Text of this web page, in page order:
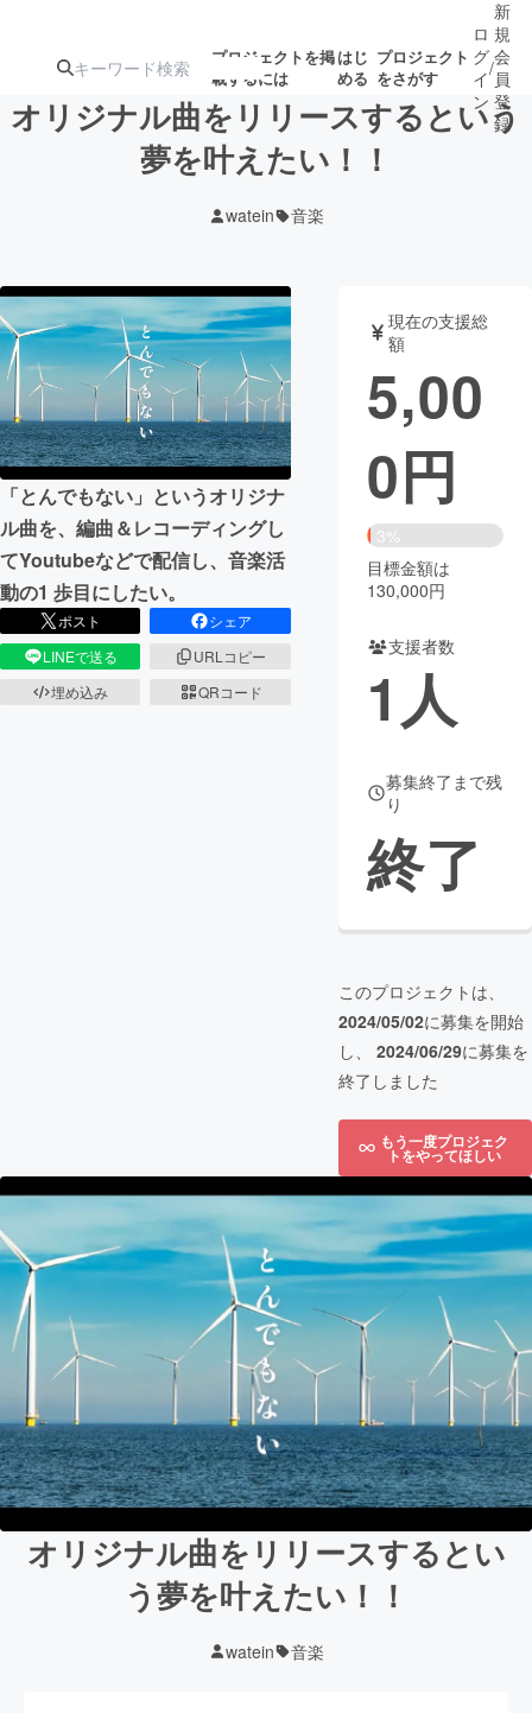
プロジェクトを掲
載するには
はじ
める
プロジェクト
をさがす
ジェクト
募集終了が近いプ
ロジェクト
アート・写真 音楽
テクノロジー・ガジェット ゲーム・サ
映像・映画 書籍・雑誌
ビジネス・起業 チャレンジ
まちづくり・地域活性化
CAMPFIRE for Social Good
CAMPFIRE Creation
CAMPFIREふるさと納税
コミュニティ
ロ
グ
イ
ン
/
新
規
会
員
登
録
オリジナル曲をリリースするという
夢を叶えたい！！
watein 音楽
「とんでもない」というオリジナ
ル曲を、編曲＆レコーディングし
てYoutubeなどで配信し、音楽活
動の1 歩目にしたい。
ポスト
シェア
LINEで送る
URLコピー
埋め込み
QRコード
現在の支援総
額
5,00
0円
3%
目標金額は
130,000円
支援者数
1人
募集終了まで残
り
終了
このプロジェクトは、
2024/05/02に募集を開始
し、 2024/06/29に募集を
終了しました
もう一度プロジェク
トをやってほしい
オリジナル曲をリリースするとい
う夢を叶えたい！！
watein 音楽